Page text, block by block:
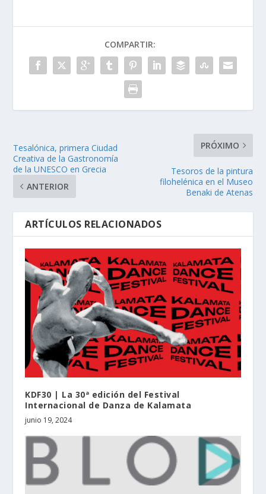
COMPARTIR:
Tesalónica, primera Ciudad
Creativa de la Gastronomía
de la UNESCO en Grecia
ANTERIOR
PRÓXIMO
Tesoros de la pintura
filohelénica en el Museo
Benaki de Atenas
ARTÍCULOS RELACIONADOS
KDF30 | La 30ª edición del Festival
Internacional de Danza de Kalamata
junio 19, 2024